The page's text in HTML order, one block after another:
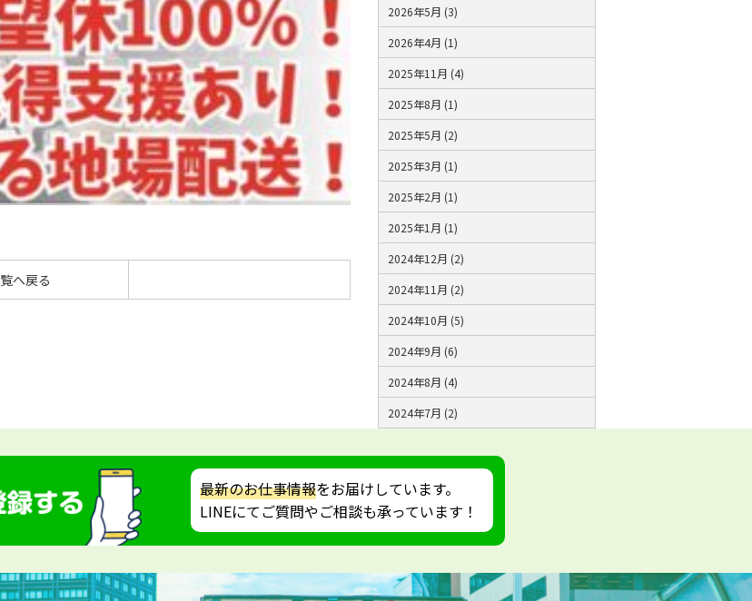
へ戻る
2026年5月 (3)
2026年4月 (1)
2025年11月 (4)
2025年8月 (1)
2025年5月 (2)
2025年3月 (1)
2025年2月 (1)
2025年1月 (1)
2024年12月 (2)
2024年11月 (2)
2024年10月 (5)
2024年9月 (6)
2024年8月 (4)
2024年7月 (2)
最新のお仕事情報をお届けしています。
LINEにてご質問やご相談も承っています！